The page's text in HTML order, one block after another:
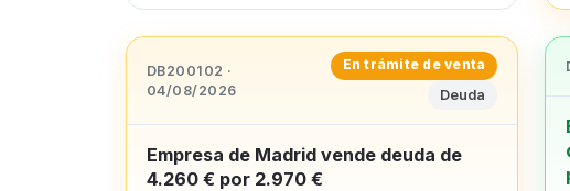
DB200102 ·
04/08/2026
En trámite de venta
Deuda
Empresa de Madrid vende deuda de
4.260 € por 2.970 €